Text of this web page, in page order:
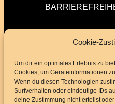
Cookie-
Um dir ein optimales Erlebnis zu
Cookies, um Geräteinformationen
Wenn du diesen Technologien
Surfverhalten oder eindeutige IDs
deine Zustimmung nicht erteilst
InstagramFacebook